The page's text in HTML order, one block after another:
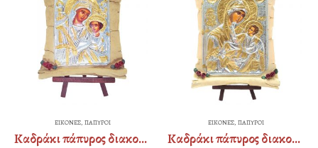
ΕΙΚΟΝΕΣ, ΠΑΠΥΡΟΙ
Καδράκι πάπυρος διακοσμημένος επάργυρο αμετάβλητο (επιλογή Αγίου)
ΕΙΚΟΝΕΣ, ΠΑΠΥΡΟΙ
Καδράκι πάπυρος διακοσμημένος επάργυρο αμετάβλητο (επιλογή Αγίου)